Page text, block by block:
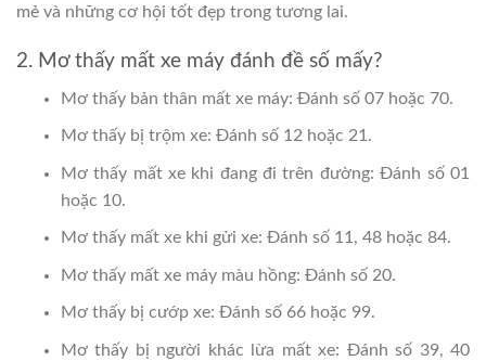
mẻ và những cơ hội tốt đẹp trong tương lai.
2. Mơ thấy mất xe máy đánh đề số mấy?
Mơ thấy bản thân mất xe máy: Đánh số 07 hoặc 70.
Mơ thấy bị trộm xe: Đánh số 12 hoặc 21.
Mơ thấy mất xe khi đang đi trên đường: Đánh số 01
hoặc 10.
Mơ thấy mất xe khi gửi xe: Đánh số 11, 48 hoặc 84.
Mơ thấy mất xe máy màu hồng: Đánh số 20.
Mơ thấy bị cướp xe: Đánh số 66 hoặc 99.
Mơ thấy bị người khác lừa mất xe: Đánh số 39, 40